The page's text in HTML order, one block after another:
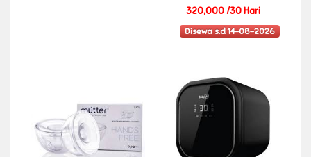
320,000 /30 Hari
Disewa s.d 14-08-2026